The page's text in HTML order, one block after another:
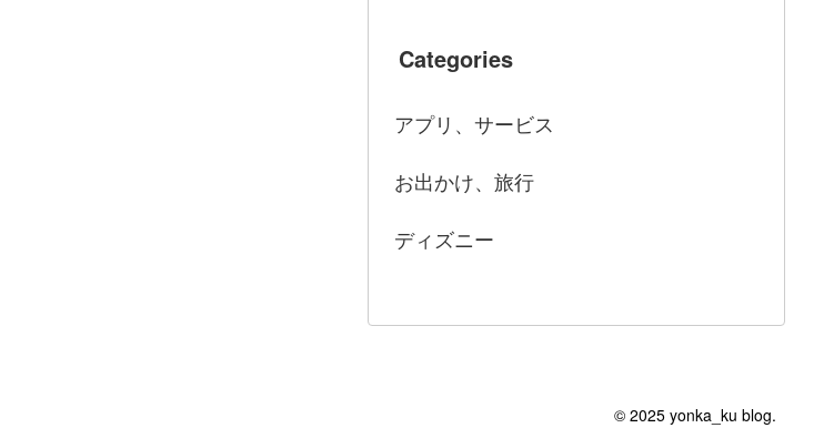
Categories
アプリ、サービス
お出かけ、旅行
ディズニー
© 2025 yonka_ku blog.